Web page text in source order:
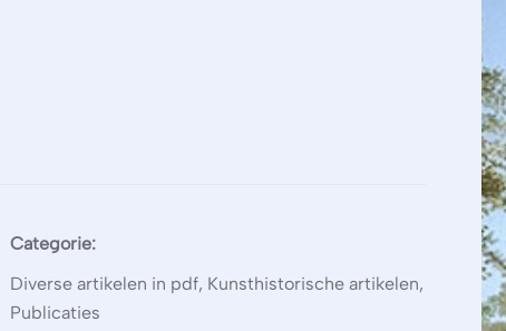
Categorie:
Diverse artikelen in pdf, Kunsthistorische artikelen,
Publicaties